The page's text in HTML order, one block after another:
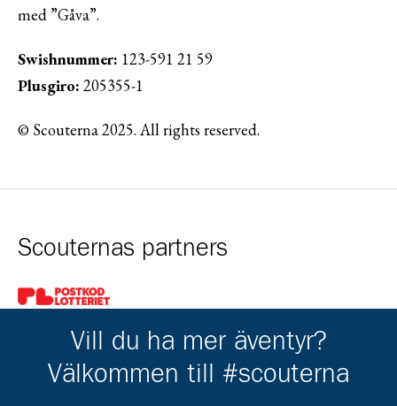
med ”Gåva”.
Swishnummer: 123-591 21 59
Plusgiro: 205355-1
© Scouterna 2025. All rights reserved.
Scouternas partners
Gå till pl_50
Vill du ha mer äventyr?
Välkommen till #scouterna